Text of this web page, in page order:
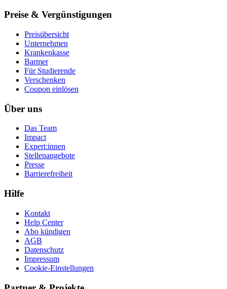
Preise & Vergünstigungen
Preisübersicht
Unternehmen
Krankenkasse
Barmer
Für Studierende
Ver­schen­ken
Coupon einlösen
Über uns
Das Team
Impact
Expert:innen
Stellenangebote
Presse
Barrierefreiheit
Hilfe
Kontakt
Help Center
Abo kündigen
AGB
Datenschutz
Impressum
Cookie-Einstellungen